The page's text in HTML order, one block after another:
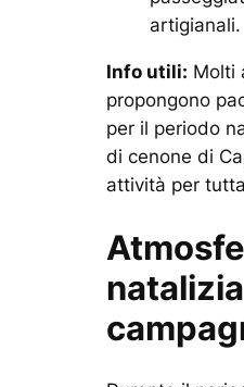
artigianali.
Info utili: Molti
propongono
per il periodo
di cenone di
attività per